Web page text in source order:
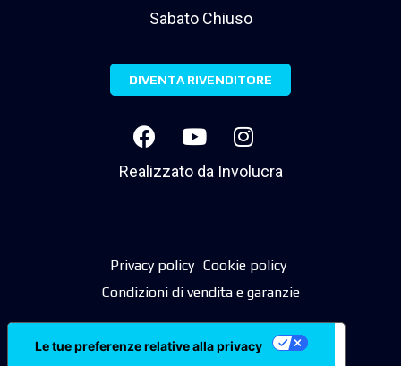
Sabato Chiuso
DIVENTA RIVENDITORE
Realizzato da Involucra
Privacy policy Cookie policy
Condizioni di vendita e garanzie
Le tue preferenze relative alla privacy